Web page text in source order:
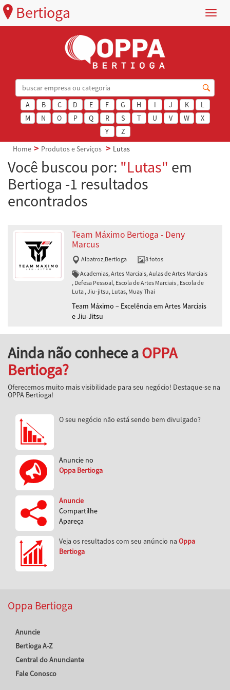
Menu
Bertioga
A B C D E F G H I J K
L
M
N O P Q R S T U V W
X
Y
Z
Home
Produtos e Serviços Lutas
Você buscou por: "Lutas" em
Bertioga -1 resultados
encontrados
Team Máximo Bertioga - Deny
Marcus
Albatroz,Bertioga
8 fotos
Academias, Artes Marciais, Aulas de Artes Marciais
, Defesa Pessoal, Escola de Artes Marciais , Escola de
Luta , Jiu-jitsu, Lutas, Muay Thai
Team Máximo – Excelência em Artes Marciais
e Jiu-Jitsu
Ainda não conhece aOPPA
Bertioga?
Oferecemos muito mais visibilidade para seu negócio! Destaque-se na
OPPA Bertioga!
O seu negócio não está sendo bem divulgado?
Anuncie no
Oppa Bertioga
Anuncie
Compartilhe
Apareça
Veja os resultados com seu anúncio na Oppa
Bertioga
Oppa Bertioga
Anuncie
Bertioga A-Z
Central do Anunciante
Fale Conosco